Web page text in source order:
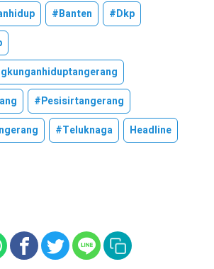
#banten
#dkp
#pesisirtangerang
#teluknaga Headline